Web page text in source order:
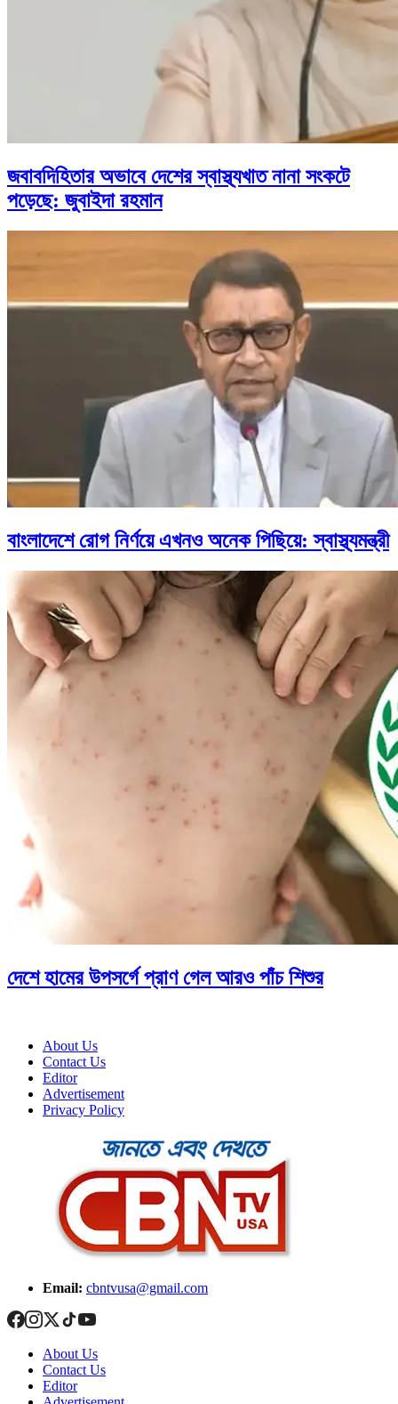
জবাবদিহিতার অভাবে দেশের স্বাস্থ্যখাত নানা সংকটে
পড়েছে: জুবাইদা রহমান
বাংলাদেশে রোগ নির্ণয়ে এখনও অনেক পিছিয়ে: স্বাস্থ্যমন্ত্রী
দেশে হামের উপসর্গে প্রাণ গেল আরও পাঁচ শিশুর
About Us
Contact Us
Editor
Advertisement
Privacy Policy
Email: cbntvusa@gmail.com
About Us
Contact Us
Editor